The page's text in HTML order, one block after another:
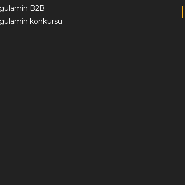
B2B
konkursu